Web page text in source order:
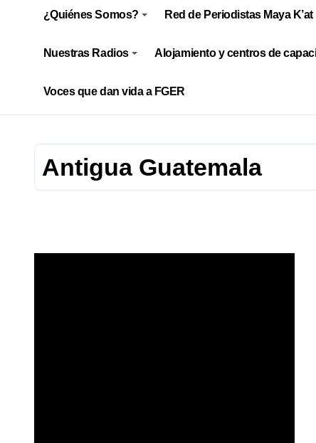
¿Quiénes Somos? Red de Periodistas Maya K’at
Nuestras Radios Alojamiento y centros de
Voces que dan vida a FGER
Antigua Guatemala